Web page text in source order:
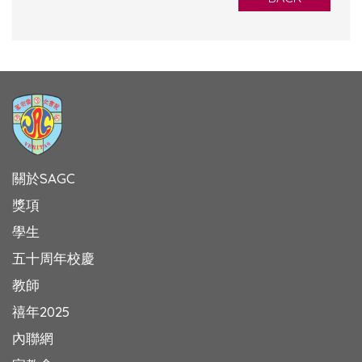
關於SAGC
獎項
學生
五十周年校慶
教師
禧年2025
內聯網